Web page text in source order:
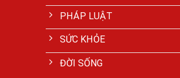
PHÁP LUẬT
SỨC KHỎE
ĐỜI SỐNG